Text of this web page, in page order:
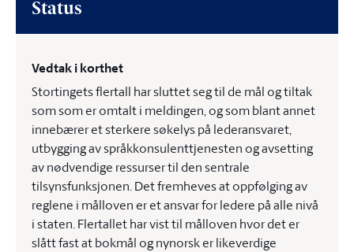
Status
Vedtak i korthet
Stortingets flertall har sluttet seg til de mål og tiltak
som som er omtalt i meldingen, og som blant annet
innebærer et sterkere søkelys på lederansvaret,
utbygging av språkkonsulenttjenesten og avsetting
av nødvendige ressurser til den sentrale
tilsynsfunksjonen. Det fremheves at oppfølging av
reglene i målloven er et ansvar for ledere på alle nivå
i staten. Flertallet har vist til målloven hvor det er
slått fast at bokmål og nynorsk er likeverdige